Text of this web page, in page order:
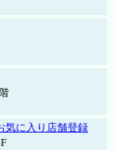
気に入り店舗登録